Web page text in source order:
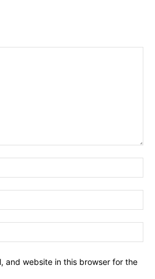
and website in this browser for the